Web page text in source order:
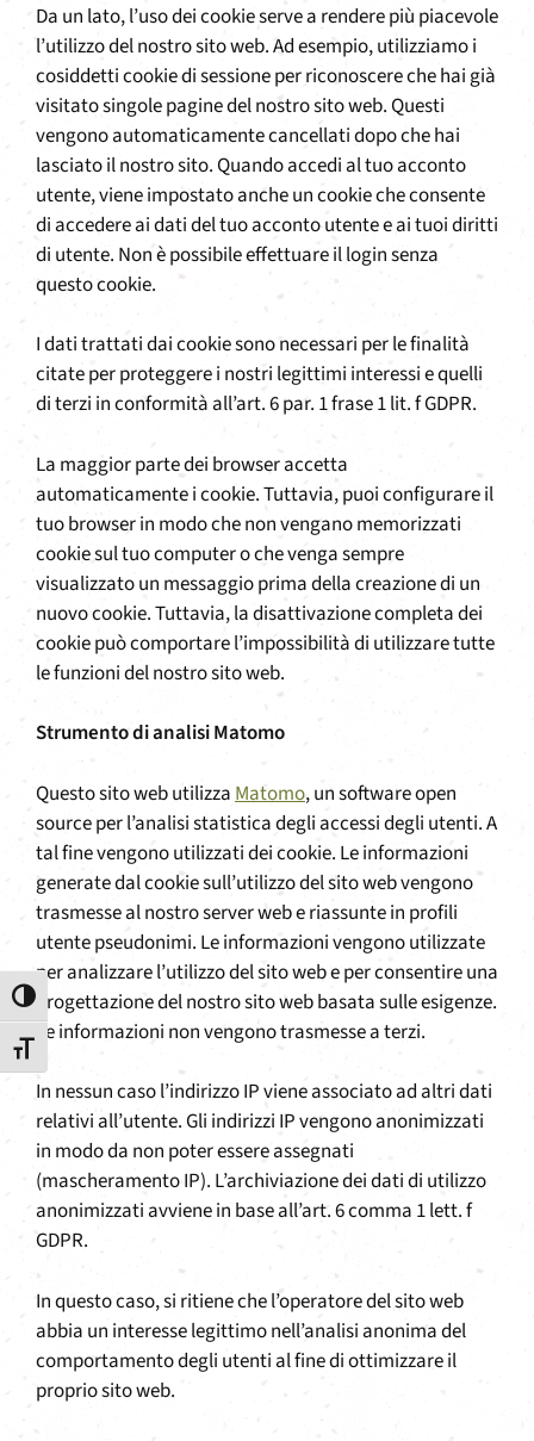
Attiva/disattiva alto contrasto
Attiva/disattiva dimensione testo
Da un lato, l’uso dei cookie serve a rendere più piacevole
l’utilizzo del nostro sito web. Ad esempio, utilizziamo i
cosiddetti cookie di sessione per riconoscere che hai già
visitato singole pagine del nostro sito web. Questi
vengono automaticamente cancellati dopo che hai
lasciato il nostro sito. Quando accedi al tuo acconto
utente, viene impostato anche un cookie che consente
di accedere ai dati del tuo acconto utente e ai tuoi diritti
di utente. Non è possibile effettuare il login senza
questo cookie.
I dati trattati dai cookie sono necessari per le finalità
citate per proteggere i nostri legittimi interessi e quelli
di terzi in conformità all’art. 6 par. 1 frase 1 lit. f GDPR.
La maggior parte dei browser accetta
automaticamente i cookie. Tuttavia, puoi configurare il
tuo browser in modo che non vengano memorizzati
cookie sul tuo computer o che venga sempre
visualizzato un messaggio prima della creazione di un
nuovo cookie. Tuttavia, la disattivazione completa dei
cookie può comportare l’impossibilità di utilizzare tutte
le funzioni del nostro sito web.
Strumento di analisi Matomo
Questo sito web utilizza Matomo, un software open
source per l’analisi statistica degli accessi degli utenti. A
tal fine vengono utilizzati dei cookie. Le informazioni
generate dal cookie sull’utilizzo del sito web vengono
trasmesse al nostro server web e riassunte in profili
utente pseudonimi. Le informazioni vengono utilizzate
per analizzare l’utilizzo del sito web e per consentire una
progettazione del nostro sito web basata sulle esigenze.
Le informazioni non vengono trasmesse a terzi.
In nessun caso l’indirizzo IP viene associato ad altri dati
relativi all’utente. Gli indirizzi IP vengono anonimizzati
in modo da non poter essere assegnati
(mascheramento IP). L’archiviazione dei dati di utilizzo
anonimizzati avviene in base all’art. 6 comma 1 lett. f
GDPR.
In questo caso, si ritiene che l’operatore del sito web
abbia un interesse legittimo nell’analisi anonima del
comportamento degli utenti al fine di ottimizzare il
proprio sito web.